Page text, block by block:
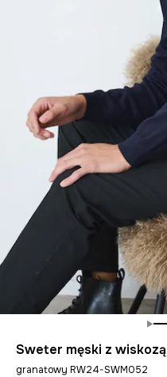
Sweter męski z wiskozą
granatowy RW24-SWM052